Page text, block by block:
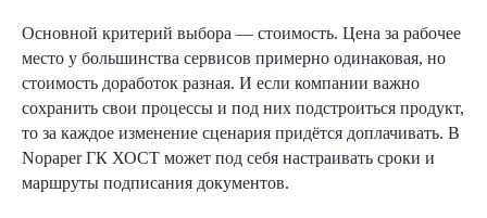
Основной критерий выбора — стоимость. Цена за рабочее
место у большинства сервисов примерно одинаковая, но
стоимость доработок разная. И если компании важно
сохранить свои процессы и под них подстроиться продукт,
то за каждое изменение сценария придётся доплачивать. В
Nopaper ГК ХОСТ может под себя настраивать сроки и
маршруты подписания документов.